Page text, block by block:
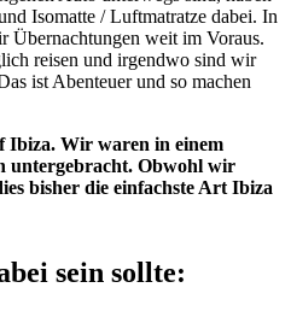
Isomatte / Luftmatratze dabei. In
Übernachtungen weit im Voraus.
reisen und irgendwo sind wir
ist Abenteuer und so machen
Ibiza. Wir waren in einem
untergebracht. Obwohl wir
bisher die einfachste Art Ibiza
sein sollte: